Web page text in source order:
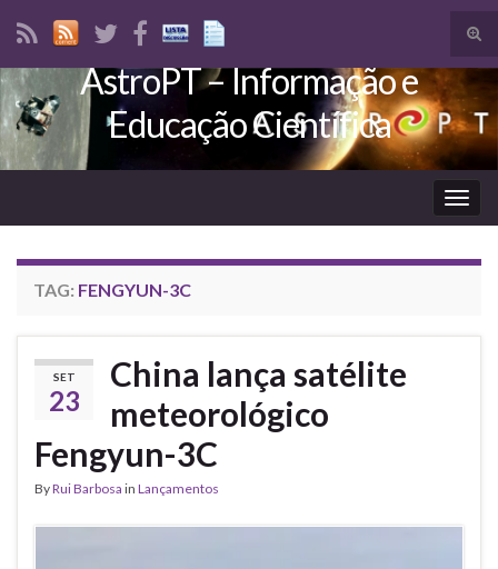
Search for:
AstroPT – Informação e
Educação Científica
TAG: FENGYUN-3C
SET
23
China lança satélite
meteorológico
Fengyun-3C
ByRui Barbosa in Lançamentos